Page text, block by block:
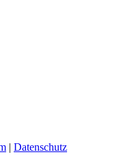
| Datenschutz